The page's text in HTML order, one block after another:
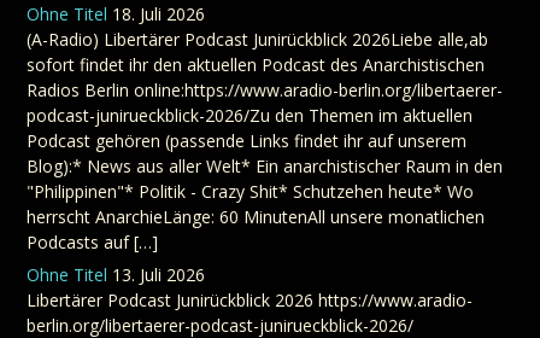
Ohne Titel 18. Juli 2026
(A-Radio) Libertärer Podcast Junirückblick 2026Liebe alle,ab
sofort findet ihr den aktuellen Podcast des Anarchistischen
Radios Berlin online:https://www.aradio-berlin.org/libertaerer-
podcast-junirueckblick-2026/Zu den Themen im aktuellen
Podcast gehören (passende Links findet ihr auf unserem
Blog):* News aus aller Welt* Ein anarchistischer Raum in den
"Philippinen"* Politik - Crazy Shit* Schutzehen heute* Wo
herrscht AnarchieLänge: 60 MinutenAll unsere monatlichen
Podcasts auf […]
Ohne Titel 13. Juli 2026
Libertärer Podcast Junirückblick 2026 https://www.aradio-
berlin.org/libertaerer-podcast-junirueckblick-2026/